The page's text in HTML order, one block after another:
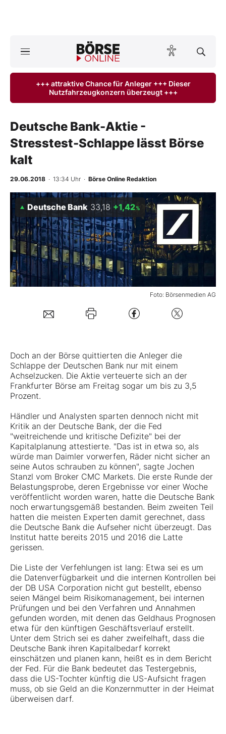
ktuelle Ausgabe BÖRSE ONLINE lesen
Finanz-Check
BO-Musterdepots
Experten
Mein B:O
Mein Konto
Folgen Sie uns
+++ attraktive Chance für Anleger +++ Dieser
Nutzfahrzeugkonzern überzeugt +++
Deutsche Bank-Aktie -
Stresstest-Schlappe lässt Börse
kalt
29.06.2018 · 13:34 Uhr · Börse Online Redaktion
Foto: Börsenmedien AG
Deutsche Bank 33,18 +1,42%
Doch an der Börse quittierten die Anleger die
Schlappe der Deutschen Bank nur mit einem
Achselzucken. Die Aktie verteuerte sich an der
Frankfurter Börse am Freitag sogar um bis zu 3,5
Prozent.
Händler und Analysten sparten dennoch nicht mit
Kritik an der Deutsche Bank, der die Fed
"weitreichende und kritische Defizite" bei der
Kapitalplanung attestierte. "Das ist in etwa so, als
würde man Daimler vorwerfen, Räder nicht sicher an
seine Autos schrauben zu können", sagte Jochen
Stanzl vom Broker CMC Markets. Die erste Runde der
Belastungsprobe, deren Ergebnisse vor einer Woche
veröffentlicht worden waren, hatte die Deutsche Bank
noch erwartungsgemäß bestanden. Beim zweiten Teil
hatten die meisten Experten damit gerechnet, dass
die Deutsche Bank die Aufseher nicht überzeugt. Das
Institut hatte bereits 2015 und 2016 die Latte
gerissen.
Die Liste der Verfehlungen ist lang: Etwa sei es um
die Datenverfügbarkeit und die internen Kontrollen bei
der DB USA Corporation nicht gut bestellt, ebenso
seien Mängel beim Risikomanagement, bei internen
Prüfungen und bei den Verfahren und Annahmen
gefunden worden, mit denen das Geldhaus Prognosen
etwa für den künftigen Geschäftsverlauf erstellt.
Unter dem Strich sei es daher zweifelhaft, dass die
Deutsche Bank ihren Kapitalbedarf korrekt
einschätzen und planen kann, heißt es in dem Bericht
der Fed. Für die Bank bedeutet das Testergebnis,
dass die US-Tochter künftig die US-Aufsicht fragen
muss, ob sie Geld an die Konzernmutter in der Heimat
überweisen darf.